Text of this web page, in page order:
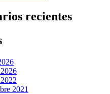
recientes
2021